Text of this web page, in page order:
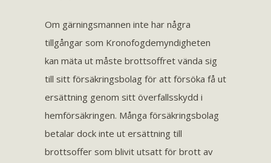
Om gärningsmannen inte har några
tillgångar som Kronofogdemyndigheten
kan mäta ut måste brottsoffret vända sig
till sitt försäkringsbolag för att försöka få ut
ersättning genom sitt överfallsskydd i
hemförsäkringen. Många försäkringsbolag
betalar dock inte ut ersättning till
brottsoffer som blivit utsatt för brott av